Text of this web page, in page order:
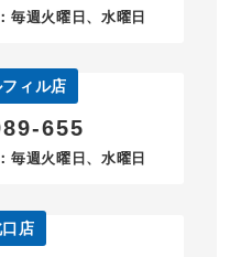
毎週火曜日、水曜日
ィル店
655
毎週火曜日、水曜日
店